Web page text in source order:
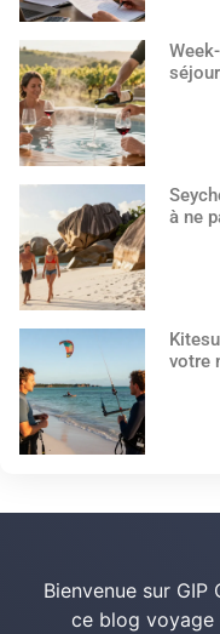
à ne
votre
Bienvenue sur
ce blog voyage